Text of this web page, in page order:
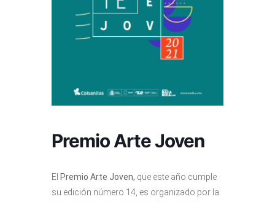
Premio Arte Joven
El Premio Arte Joven, que este año cumple
su edición número 14, es organizado por la